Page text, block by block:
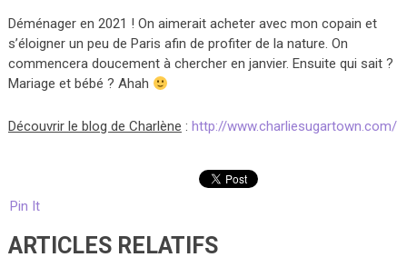
Déménager en 2021 ! On aimerait acheter avec mon copain et
s’éloigner un peu de Paris afin de profiter de la nature. On
commencera doucement à chercher en janvier. Ensuite qui sait ?
Mariage et bébé ? Ahah
Découvrir le blog de Charlène : http://www.charliesugartown.com/
Pin It
ARTICLES RELATIFS